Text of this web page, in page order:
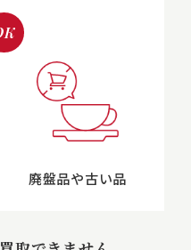
廃盤品や古い品